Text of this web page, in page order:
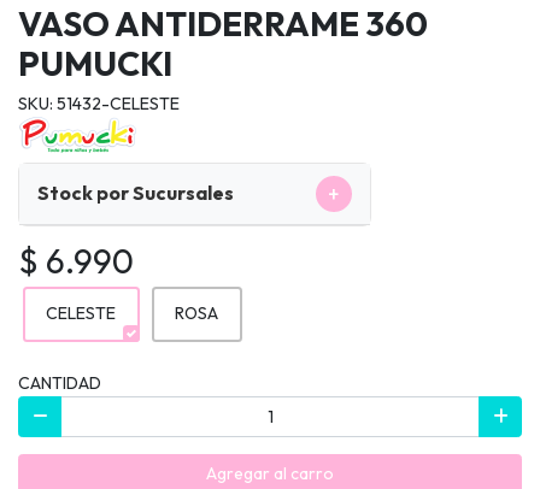
VASO ANTIDERRAME 360
PUMUCKI
SKU: 51432-CELESTE
Stock por Sucursales +
$ 6.990
CELESTE ROSA
CANTIDAD
Agregar al carro